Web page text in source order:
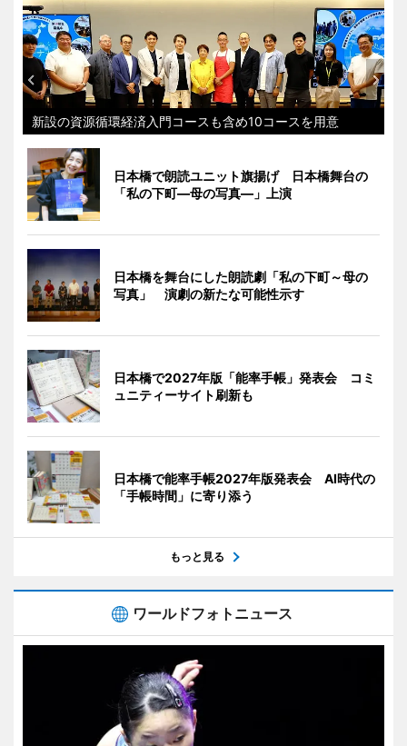
新設の資源循環経済入門コースも含め10コースを用意
日本橋で朗読ユニット旗揚げ 日本橋舞台の
「私の下町―母の写真―」上演
日本橋を舞台にした朗読劇「私の下町～母の
写真」 演劇の新たな可能性示す
日本橋で2027年版「能率手帳」発表会 コミ
ュニティーサイト刷新も
日本橋で能率手帳2027年版発表会 AI時代の
「手帳時間」に寄り添う
もっと見る
ワールドフォトニュース